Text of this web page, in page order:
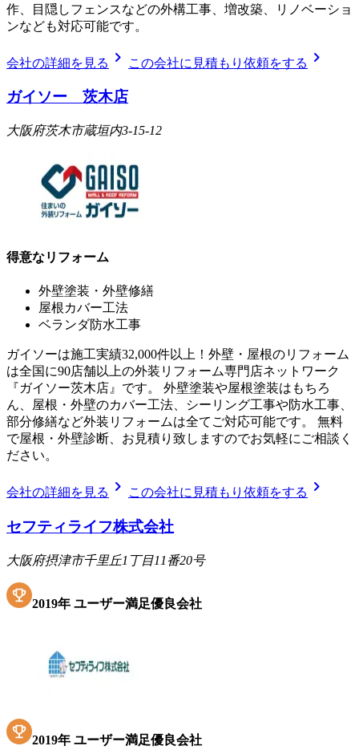
作、目隠しフェンスなどの外構工事、増改築、リノベーショ
ンなども対応可能です。
会社の詳細を見る chevron_right この会社に見積もり依頼をする chevron_right
ガイソー 茨木店
大阪府茨木市蔵垣内3-15-12
得意なリフォーム
外壁塗装・外壁修繕
屋根カバー工法
ベランダ防水工事
ガイソーは施工実績32,000件以上！外壁・屋根のリフォーム
は全国に90店舗以上の外装リフォーム専門店ネットワーク
『ガイソー茨木店』です。 外壁塗装や屋根塗装はもちろ
ん、屋根・外壁のカバー工法、シーリング工事や防水工事、
部分修繕など外装リフォームは全てご対応可能です。 無料
で屋根・外壁診断、お見積り致しますのでお気軽にご相談く
ださい。
会社の詳細を見る chevron_right この会社に見積もり依頼をする chevron_right
セフティライフ株式会社
大阪府摂津市千里丘1丁目11番20号
2019年 ユーザー満足優良会社
2019年 ユーザー満足優良会社